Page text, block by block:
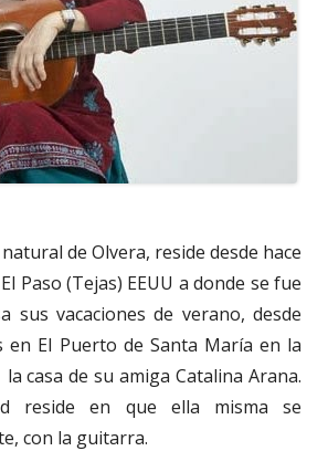
de Olvera, reside desde hace
Paso (Tejas) EEUU a donde se fue
sus vacaciones de verano, desde
en El Puerto de Santa María en la
casa de su amiga Catalina Arana.
reside en que ella misma se
con la guitarra.